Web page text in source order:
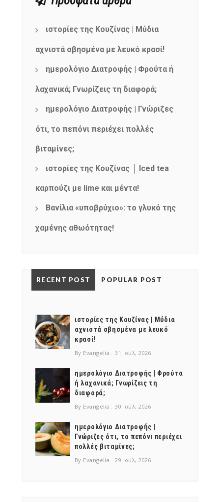
ιστορίες της Κουζίνας | Μύδια
αχνιστά σβησμένα με λευκό κρασί!
ημερολόγιο Διατροφής | Φρούτα ή
λαχανικά; Γνωρίζεις τη διαφορά;
ημερολόγιο Διατροφής | Γνώριζες
ότι, το πεπόνι περιέχει πολλές
βιταμίνες;
ιστορίες της Κουζίνας │ Iced tea
καρπούζι με lime και μέντα!
Βανίλια «υποβρύχιο»: το γλυκό της
χαμένης αθωότητας!
RECENT POST POPULAR POST
ιστορίες της Κουζίνας | Μύδια
αχνιστά σβησμένα με λευκό
κρασί!
By Evangelia 31 Ιούλ, 2026
ημερολόγιο Διατροφής | Φρούτα
ή λαχανικά; Γνωρίζεις τη
διαφορά;
By Evangelia 30 Ιούλ, 2026
ημερολόγιο Διατροφής |
Γνώριζες ότι, το πεπόνι περιέχει
πολλές βιταμίνες;
By Evangelia 29 Ιούλ, 2026
NEWSLETTER
Get ti
mel
y updates
fro
m
your favorite